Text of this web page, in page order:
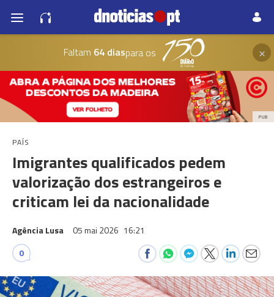
Faltam 64 diaspara os ×
PUB
PAÍS
Imigrantes qualificados pedem
valorização dos estrangeiros e
criticam lei da nacionalidade
Agência Lusa 05 mai 2026 16:21
0